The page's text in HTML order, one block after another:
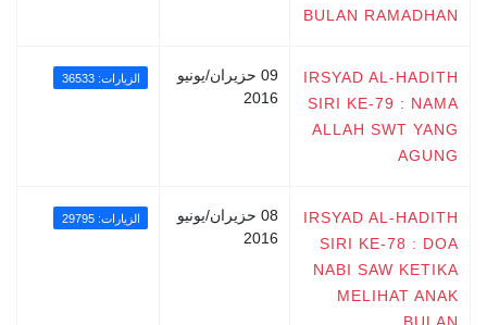
BULAN RAMADHAN
IRSYAD AL-HADITH
SIRI KE-79 : NAMA
ALLAH SWT YANG
AGUNG
09 حزيران/يونيو
2016
الزيارات: 36533
IRSYAD AL-HADITH
SIRI KE-78 : DOA
NABI SAW KETIKA
MELIHAT ANAK
BULAN
08 حزيران/يونيو
2016
الزيارات: 29795